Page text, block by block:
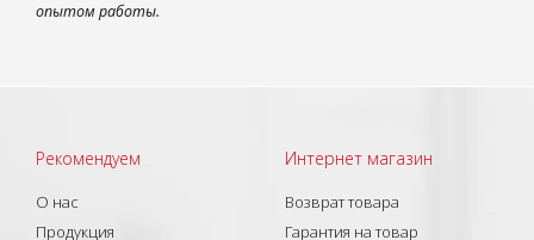
опытом работы.
Рекомендуем
О нас
Продукция
Интернет магазин
Возврат товара
Гарантия на товар